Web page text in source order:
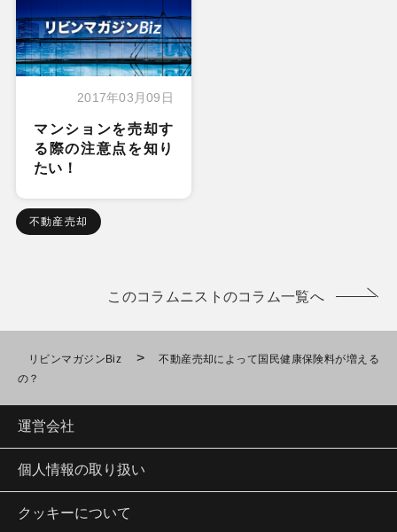
2017年03月09日
マンションを売却す
る際の注意点を知り
たい！
不動産売却
このコラムニストのコラム一覧へ
リビンマガジンBiz >
不動産売却によって国民健康保険料が増える
の？
運営会社
個人情報の取り扱い
クッキーについて